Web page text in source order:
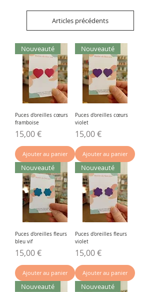
Articles précédents
Nouveauté
Puces d'oreilles cœurs
framboise
Prix
15,00 €
Ajouter au panier
Nouveauté
Puces d'oreilles cœurs
violet
Prix
15,00 €
Ajouter au panier
Nouveauté
Puces d'oreilles fleurs
bleu vif
Prix
15,00 €
Ajouter au panier
Nouveauté
Puces d'oreilles fleurs
violet
Prix
15,00 €
Ajouter au panier
Nouveauté Nouveauté